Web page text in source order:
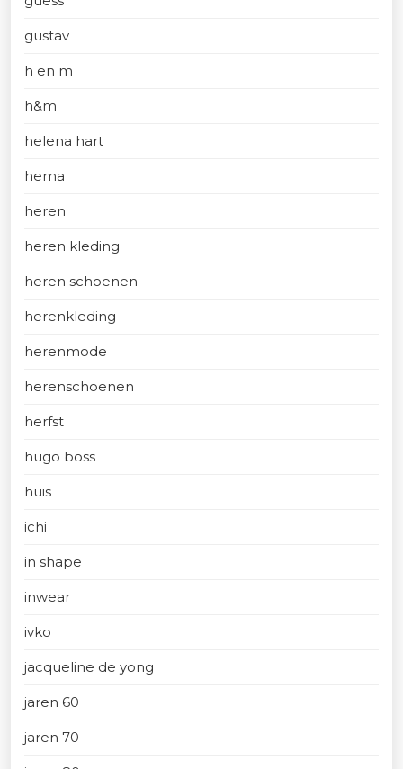
gustav
h en m
h&m
helena hart
hema
heren
heren kleding
heren schoenen
herenkleding
herenmode
herenschoenen
herfst
hugo boss
huis
ichi
in shape
inwear
ivko
jacqueline de yong
jaren 60
jaren 70